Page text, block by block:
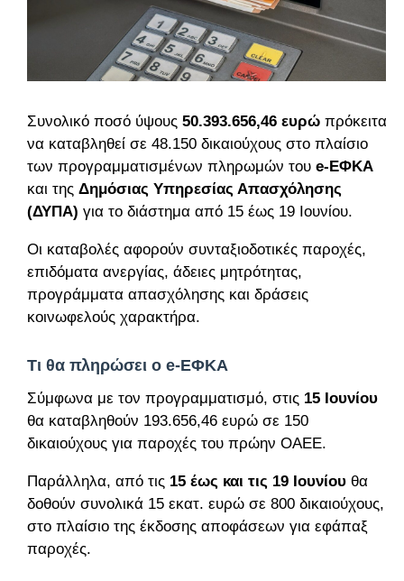
Συνολικό ποσό ύψους 50.393.656,46 ευρώ πρόκειται
να καταβληθεί σε 48.150 δικαιούχους στο πλαίσιο
των προγραμματισμένων πληρωμών του e-ΕΦΚΑ
και της Δημόσιας Υπηρεσίας Απασχόλησης
(ΔΥΠΑ) για το διάστημα από 15 έως 19 Ιουνίου.
Οι καταβολές αφορούν συνταξιοδοτικές παροχές,
επιδόματα ανεργίας, άδειες μητρότητας,
προγράμματα απασχόλησης και δράσεις
κοινωφελούς χαρακτήρα.
Τι θα πληρώσει ο e-ΕΦΚΑ
Σύμφωνα με τον προγραμματισμό, στις 15 Ιουνίου
θα καταβληθούν 193.656,46 ευρώ σε 150
δικαιούχους για παροχές του πρώην ΟΑΕΕ.
Παράλληλα, από τις 15 έως και τις 19 Ιουνίου θα
δοθούν συνολικά 15 εκατ. ευρώ σε 800 δικαιούχους,
στο πλαίσιο της έκδοσης αποφάσεων για εφάπαξ
παροχές.